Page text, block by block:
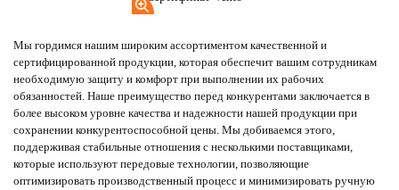
Мы гордимся нашим широким ассортиментом качественной и
сертифицированной продукции, которая обеспечит вашим сотрудникам
необходимую защиту и комфорт при выполнении их рабочих
обязанностей. Наше преимущество перед конкурентами заключается в
более высоком уровне качества и надежности нашей продукции при
сохранении конкурентоспособной цены. Мы добиваемся этого,
поддерживая стабильные отношения с несколькими поставщиками,
которые используют передовые технологии, позволяющие
оптимизировать производственный процесс и минимизировать ручную